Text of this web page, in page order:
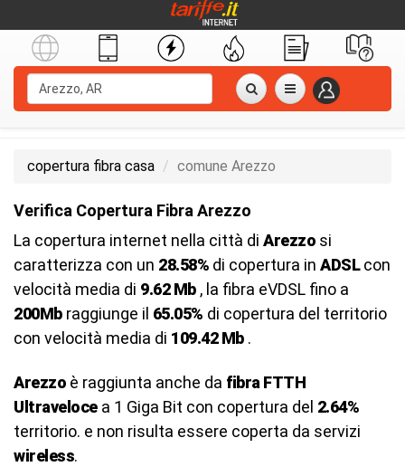
copertura fibra casa comune Arezzo
Verifica Copertura Fibra Arezzo
La copertura internet nella città di Arezzo si
caratterizza con un 28.58% di copertura in ADSLcon
velocità media di 9.62 Mb, la fibra eVDSL fino a
200Mbraggiunge il 65.05% di copertura del territorio
con velocità media di 109.42 Mb.
Arezzo è raggiunta anche da fibra FTTH
Ultravelocea 1 Giga Bit con copertura del 2.64%
territorio. e non risulta essere coperta da servizi
wireless.